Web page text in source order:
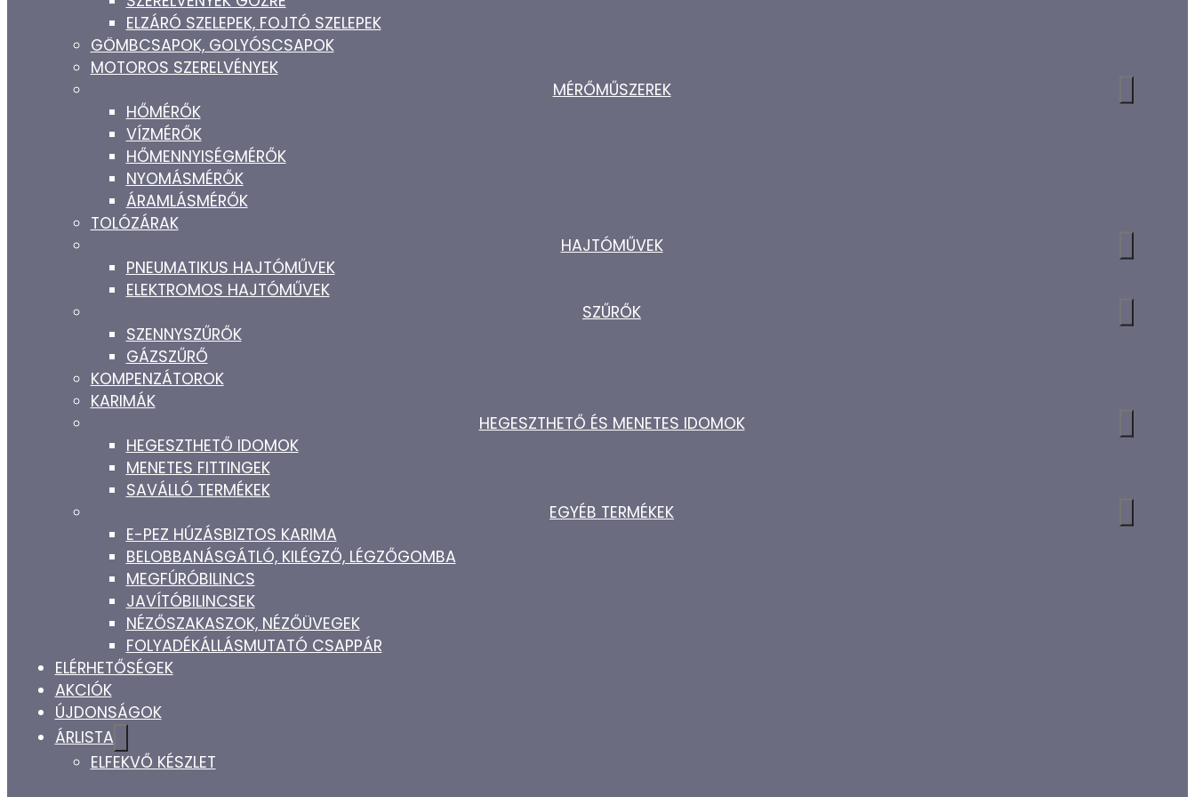
ELZÁRÓ SZELEPEK, FOJTÓ SZELEPEK
GÖMBCSAPOK, GOLYÓSCSAPOK
MOTOROS SZERELVÉNYEK
MÉRŐMŰSZEREK
HŐMÉRŐK
VÍZMÉRŐK
HŐMENNYISÉGMÉRŐK
NYOMÁSMÉRŐK
ÁRAMLÁSMÉRŐK
TOLÓZÁRAK
HAJTÓMŰVEK
PNEUMATIKUS HAJTÓMŰVEK
ELEKTROMOS HAJTÓMŰVEK
SZŰRŐK
SZENNYSZŰRŐK
GÁZSZŰRŐ
KOMPENZÁTOROK
KARIMÁK
HEGESZTHETŐ ÉS MENETES IDOMOK
HEGESZTHETŐ IDOMOK
MENETES FITTINGEK
SAVÁLLÓ TERMÉKEK
EGYÉB TERMÉKEK
E-PEZ HÚZÁSBIZTOS KARIMA
BELOBBANÁSGÁTLÓ, KILÉGZŐ, LÉGZŐGOMBA
MEGFÚRÓBILINCS
JAVÍTÓBILINCSEK
NÉZŐSZAKASZOK, NÉZŐÜVEGEK
FOLYADÉKÁLLÁSMUTATÓ CSAPPÁR
ELÉRHETŐSÉGEK
AKCIÓK
ÚJDONSÁGOK
ÁRLISTA
ELFEKVŐ KÉSZLET